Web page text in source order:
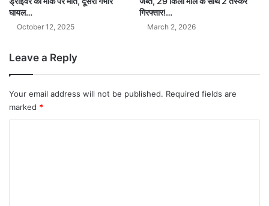
घायल…
October 12, 2025
गिरफ्तार!…
March 2, 2026
Leave a Reply
Your email address will not be published. Required fields are
marked *